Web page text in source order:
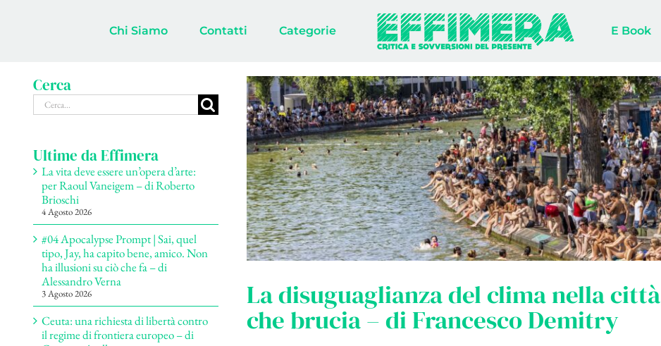
Chi Siamo Contatti Categorie E Book
La disuguaglianza del clima nella città
che brucia – di Francesco Demitry
Cerca
Cerca
per:
Ultime da Effimera
La vita deve essere un’opera d’arte:
per Raoul Vaneigem – di Roberto
Brioschi
4 Agosto 2026
#04 Apocalypse Prompt | Sai, quel
tipo, Jay, ha capito bene, amico. Non
ha illusioni su ciò che fa – di
Alessandro Verna
3 Agosto 2026
Ceuta: una richiesta di libertà contro
il regime di frontiera europeo – di